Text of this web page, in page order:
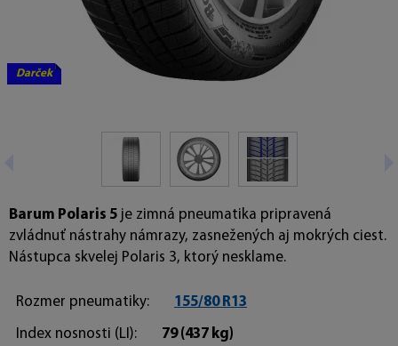
Darček
Barum Polaris 5 je zimná pneumatika pripravená
zvládnuť nástrahy námrazy, zasnežených aj mokrých ciest.
Nástupca skvelej Polaris 3, ktorý nesklame.
Rozmer pneumatiky: 155/80 R13
Index nosnosti (LI): 79(437 kg)